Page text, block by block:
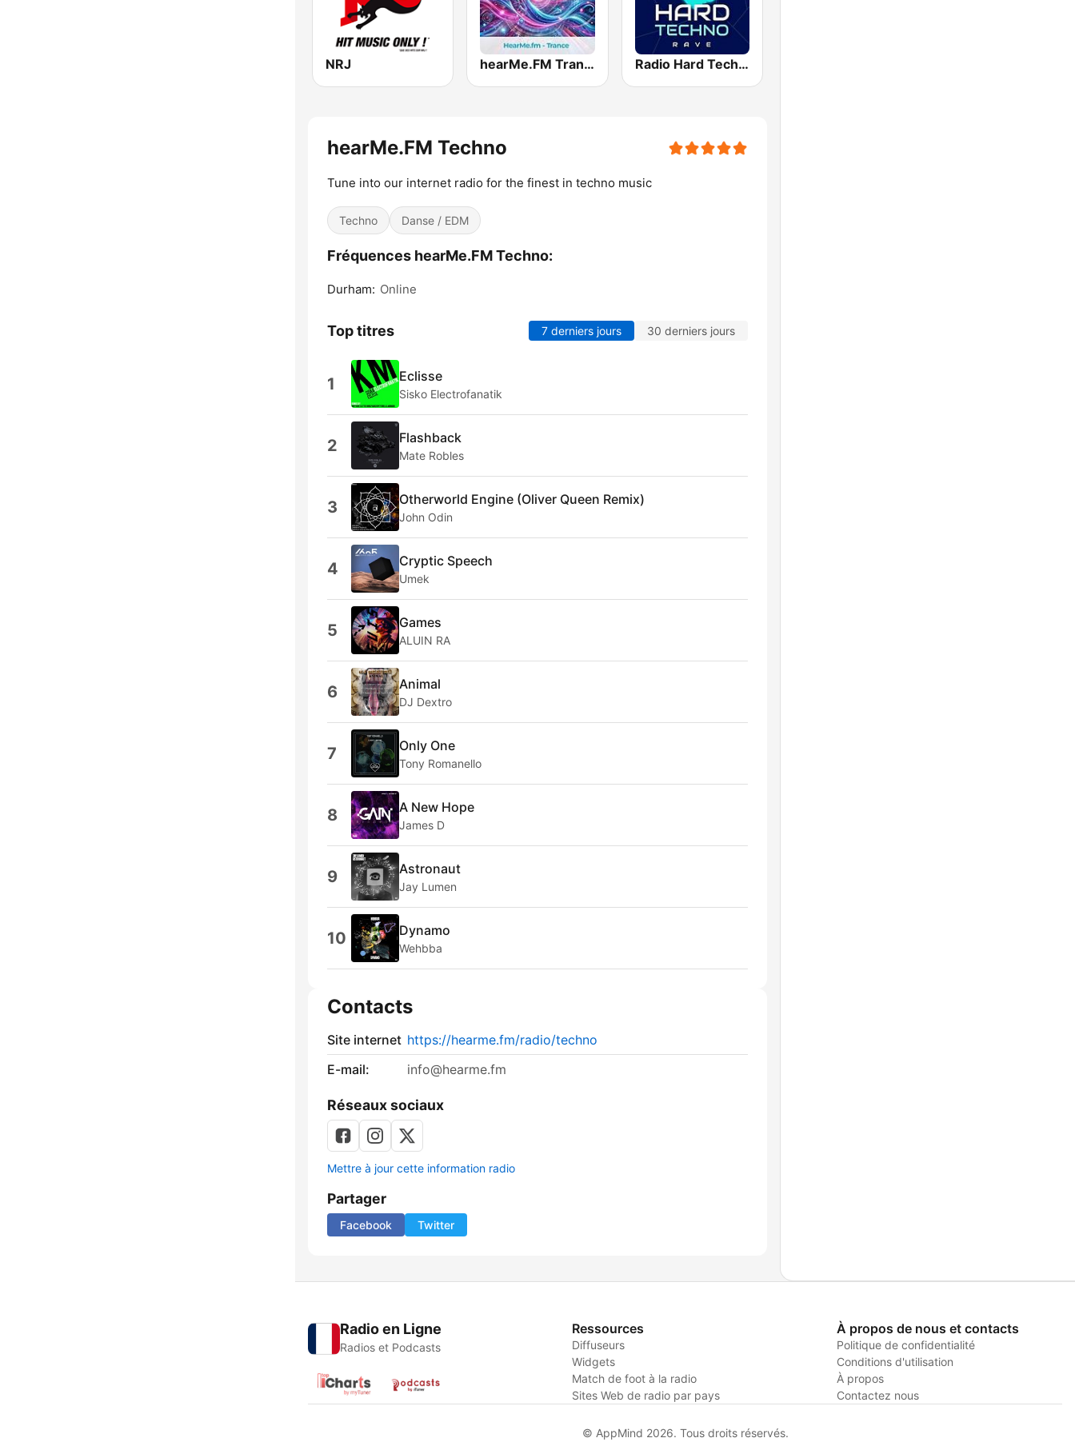
NRJ hearMe.FM Trance Radio Hard Techno Rave
hearMe.FM Techno
Tune into our internet radio for the finest in techno music
Techno Danse / EDM
Fréquences hearMe.FM Techno:
Durham: Online
Top titres 7 derniers jours 30 derniers jours
1 Eclisse
Sisko Electrofanatik
2 Flashback
Mate Robles
3 Otherworld Engine (Oliver Queen Remix)
John Odin
4 Cryptic Speech
Umek
5 Games
ALUIN RA
6 Animal
DJ Dextro
7 Only One
Tony Romanello
8 A New Hope
James D
9 Astronaut
Jay Lumen
10 Dynamo
Wehbba
Contacts
Site internet https://hearme.fm/radio/techno
E-mail:
info@hearme.fm
Réseaux sociaux
Mettre à jour cette information radio
Partager
Facebook Twitter
Radio en Ligne
Radios et Podcasts
Ressources
Diffuseurs
Widgets
Match de foot à la radio
Sites Web de radio par pays
À propos de nous et contacts
Politique de confidentialité
Conditions d'utilisation
À propos
Contactez nous
© AppMind 2026. Tous droits réservés.